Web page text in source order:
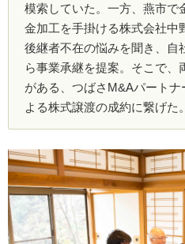
模索していた。一方、燕市で
金加工を手掛ける株式会社中
後継者不在の悩みを聞き、自
ら事業承継を提案。そこで、
がある、つばさM&Aパート
よる株式譲渡の成約に繋げた。